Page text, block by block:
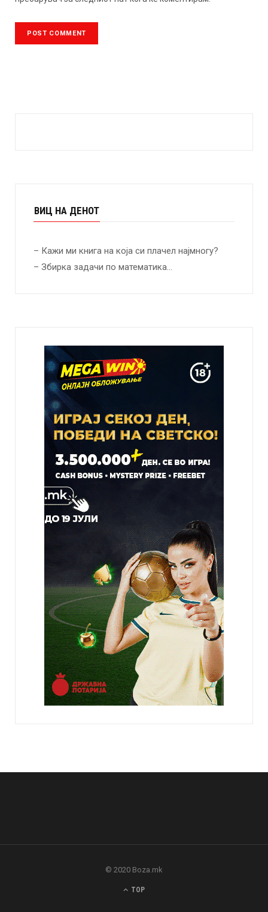
ВИЦ НА ДЕНОТ
– Кажи ми книга на која си плачел најмногу?
– Збирка задачи по математика…
© 2020 Boza.mk
TOP